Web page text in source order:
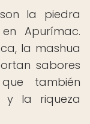
la piedra
Apurímac.
la mashua
sabores
también
y la riqueza